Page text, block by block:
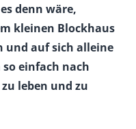
denn wäre,
kleinen Blockhaus
und auf sich alleine
einfach nach
leben und zu